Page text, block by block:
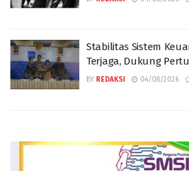
Stabilitas Sistem
Terjaga, Dukung
BY REDAKSI 04/08/2026